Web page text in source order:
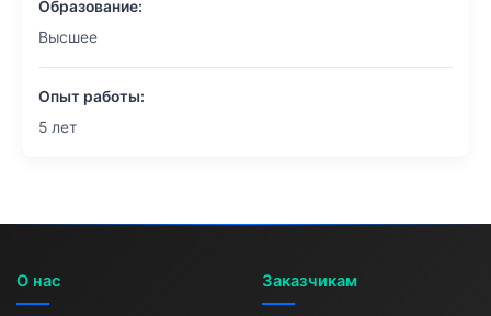
Образование:
Высшее
Опыт работы:
5 лет
О нас Заказчикам